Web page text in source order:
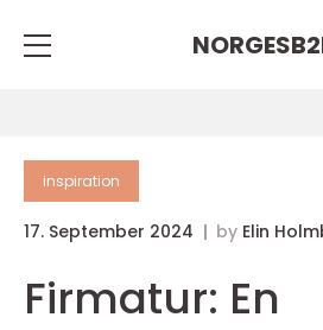
inspiration
17. September 2024 by Elin
Firmatur: En